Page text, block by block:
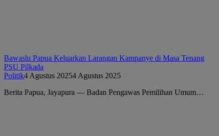
Bawaslu Papua Keluarkan Larangan Kampanye di Masa Tenang
PSU Pilkada
Politik4 Agustus 20254 Agustus 2025
Berita Papua, Jayapura — Badan Pengawas Pemilihan Umum…